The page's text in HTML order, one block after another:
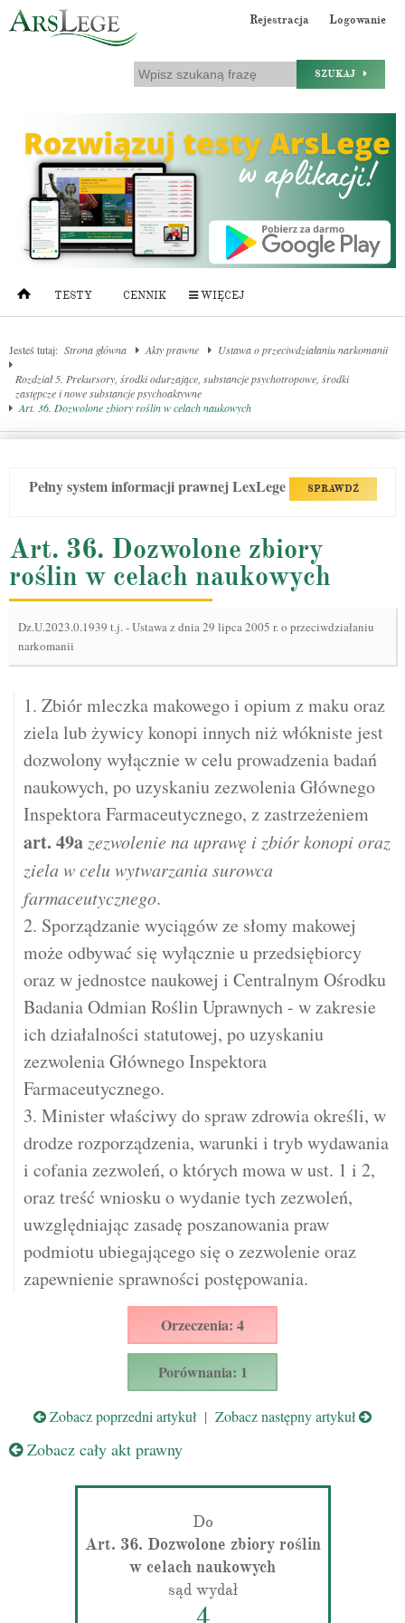
Rejestracja Logowanie
SZUKAJ
TESTY CENNIK WIĘCEJ
Jesteś tutaj: Strona główna Akty prawne
Ustawa o przeciwdziałaniu narkomanii
Rozdział 5. Prekursory, środki odurzające, substancje psychotropowe, środki
zastępcze i nowe substancje psychoaktywne
Art. 36. Dozwolone zbiory roślin w celach naukowych
Pełny system informacji prawnej LexLege SPRAWDŹ
Art. 36. Dozwolone zbiory
roślin w celach naukowych
Dz.U.2023.0.1939 t.j.-Ustawa z dnia 29 lipca 2005 r. o przeciwdziałaniu
narkomanii
1. Zbiór mleczka makowego i opium z maku oraz
ziela lub żywicy konopi innych niż włókniste jest
dozwolony wyłącznie w celu prowadzenia badań
naukowych, po uzyskaniu zezwolenia Głównego
Inspektora Farmaceutycznego, z zastrzeżeniem
art. 49a zezwolenie na uprawę i zbiór konopi oraz
ziela w celu wytwarzania surowca
farmaceutycznego.
2. Sporządzanie wyciągów ze słomy makowej
może odbywać się wyłącznie u przedsiębiorcy
oraz w jednostce naukowej i Centralnym Ośrodku
Badania Odmian Roślin Uprawnych - w zakresie
ich działalności statutowej, po uzyskaniu
zezwolenia Głównego Inspektora
Farmaceutycznego.
3. Minister właściwy do spraw zdrowia określi, w
drodze rozporządzenia, warunki i tryb wydawania
i cofania zezwoleń, o których mowa w ust. 1 i 2,
oraz treść wniosku o wydanie tych zezwoleń,
uwzględniając zasadę poszanowania praw
podmiotu ubiegającego się o zezwolenie oraz
zapewnienie sprawności postępowania.
Orzeczenia: 4
Porównania: 1
Zobacz poprzedni artykuł | Zobacz następny artykuł
Zobacz cały akt prawny
Do
Art. 36. Dozwolone zbiory roślin
w celach naukowych
sąd wydał